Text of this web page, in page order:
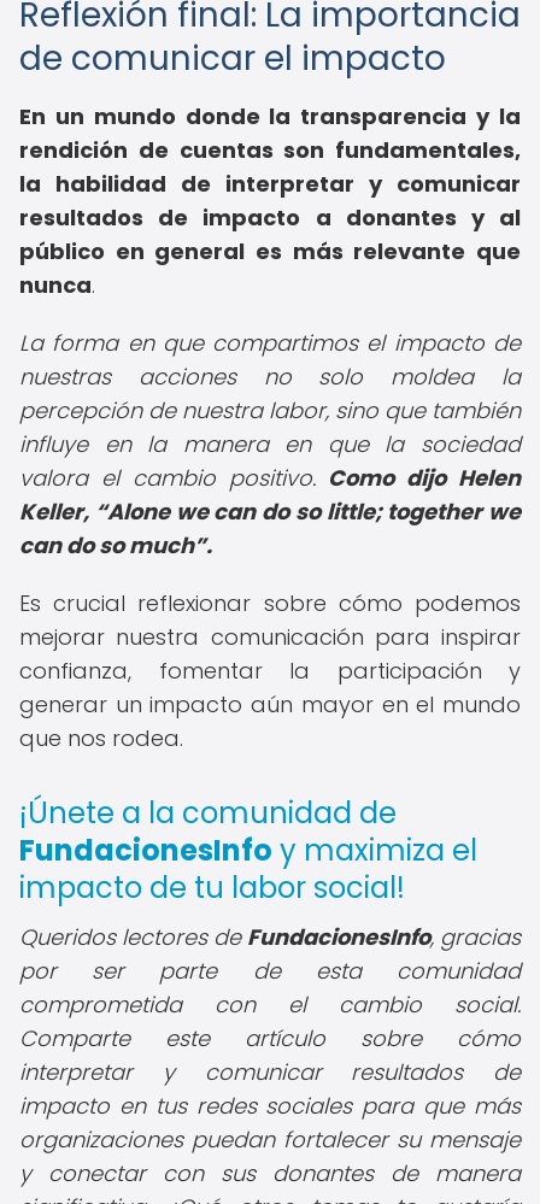
Reflexión final: La importancia
de comunicar el impacto
En un mundo donde la transparencia y la
rendición de cuentas son fundamentales,
la habilidad de interpretar y comunicar
resultados de impacto a donantes y al
público en general es más relevante que
nunca.
La forma en que compartimos el impacto de
nuestras acciones no solo moldea la
percepción de nuestra labor, sino que también
influye en la manera en que la sociedad
valora el cambio positivo. Como dijo Helen
Keller, Alone we can do so little; together we
can do so much .
Es crucial reflexionar sobre cómo podemos
mejorar nuestra comunicación para inspirar
confianza, fomentar la participación y
generar un impacto aún mayor en el mundo
que nos rodea.
¡Únete a la comunidad de
FundacionesInfo y maximiza el
impacto de tu labor social!
Queridos lectores de FundacionesInfo, gracias
por ser parte de esta comunidad
comprometida con el cambio social.
Comparte este artículo sobre cómo
interpretar y comunicar resultados de
impacto en tus redes sociales para que más
organizaciones puedan fortalecer su mensaje
y conectar con sus donantes de manera